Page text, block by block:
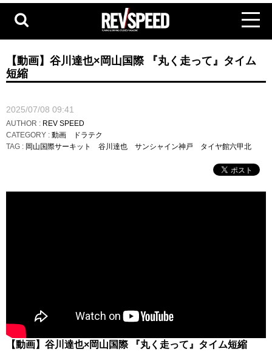
【動画】谷川達也×岡山国際 『丸く走って』タイム
短縮
2025/07/08 09:41
AUTHOR : REV SPEED
CATEGORY : 動画
ドラテク
TAG : 岡山国際サーキット 谷川達也 サンシャイン神戸 タイヤ館六甲北
【動画】谷川達也×岡山国際 『丸く走って』タイム短縮